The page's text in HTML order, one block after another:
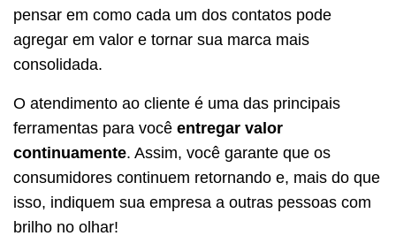
pensar em como cada um dos contatos pode
agregar em valor e tornar sua marca mais
consolidada.
O atendimento ao cliente é uma das principais
ferramentas para você entregar valor
continuamente. Assim, você garante que os
consumidores continuem retornando e, mais do que
isso, indiquem sua empresa a outras pessoas com
brilho no olhar!